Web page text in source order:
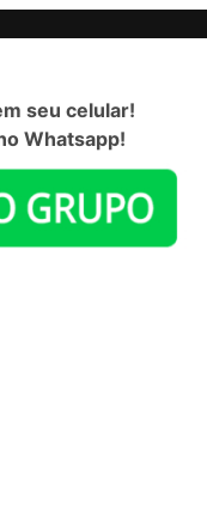
seu celular!
Whatsapp!